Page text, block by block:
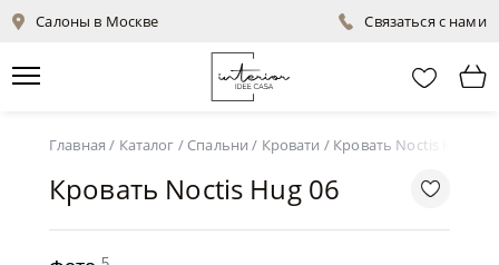
Салоны в Москве Связаться с нами
Главная / Каталог / Спальни / Кровати / Кровать Noctis Hug 06
Кровать Noctis Hug 06